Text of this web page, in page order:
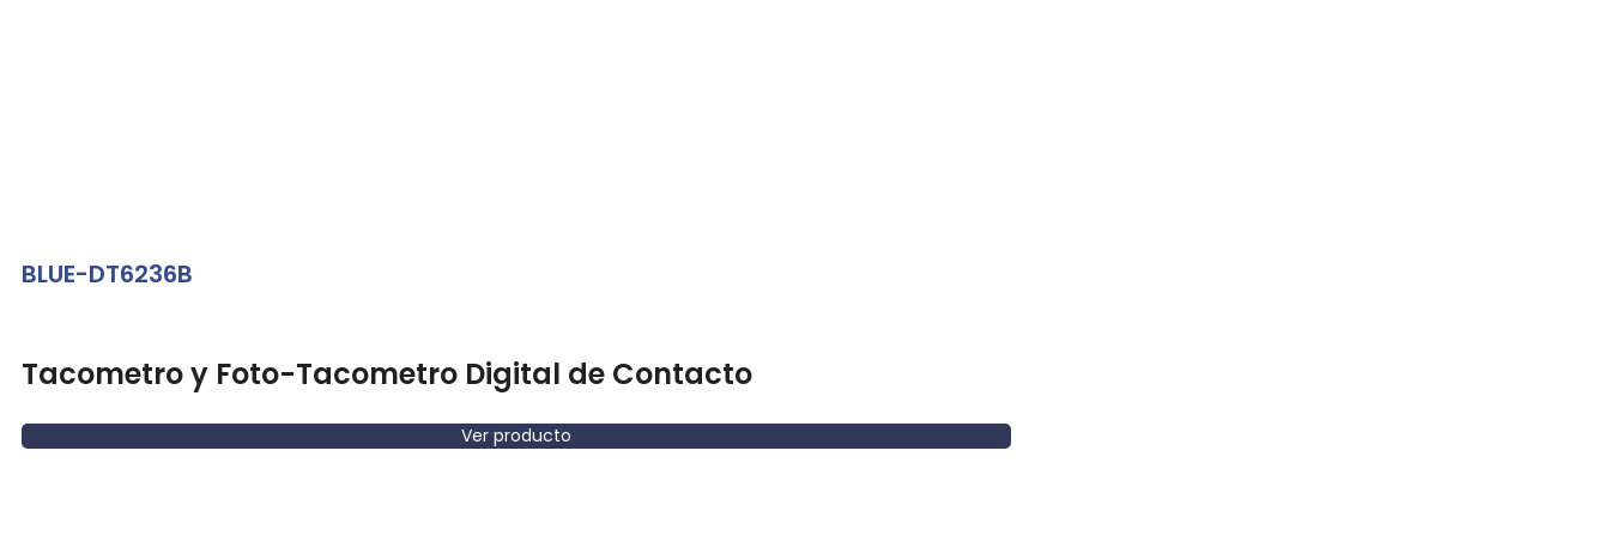
BLUE-DT6236B
Tacometro y Foto-Tacometro Digital de Contacto
Ver producto